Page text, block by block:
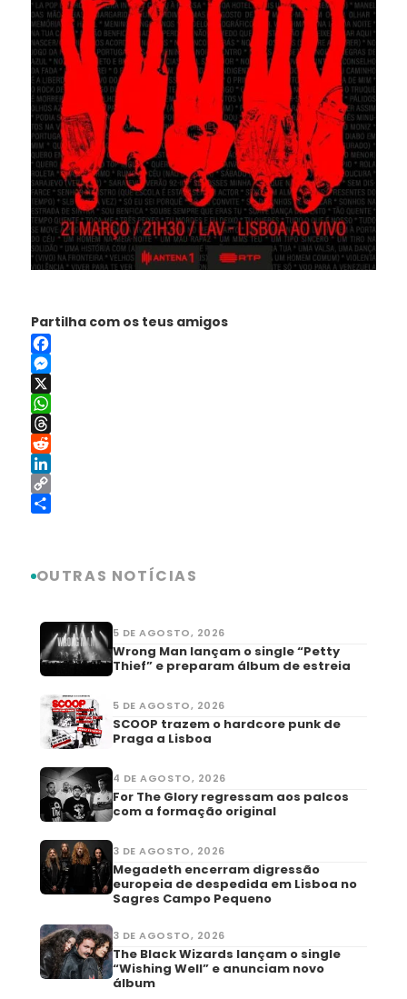
Partilha com os teus amigos
Facebook
Messenger
X
WhatsApp
Threads
Reddit
LinkedIn
Copy
OUTRAS NOTÍCIAS
5 DE AGOSTO, 2026
Wrong Man lançam o single “Petty
Thief” e preparam álbum de estreia
5 DE AGOSTO, 2026
SCOOP trazem o hardcore punk de
Praga a Lisboa
4 DE AGOSTO, 2026
For The Glory regressam aos palcos
com a formação original
3 DE AGOSTO, 2026
Megadeth encerram digressão
europeia de despedida em Lisboa no
Sagres Campo Pequeno
3 DE AGOSTO, 2026
The Black Wizards lançam o single
“Wishing Well” e anunciam novo
álbum